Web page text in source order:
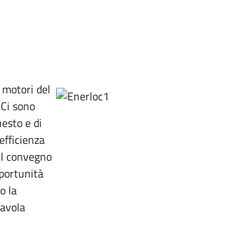
del
sono
e di
convegno
la